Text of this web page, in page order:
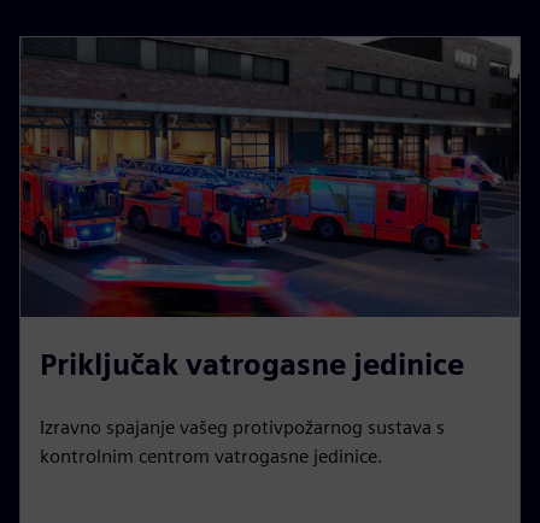
Priključak vatrogasne jedinice
Izravno spajanje vašeg protivpožarnog sustava s
kontrolnim centrom vatrogasne jedinice.